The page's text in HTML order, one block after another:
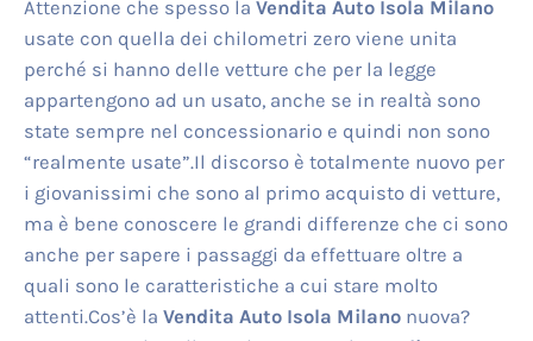
Attenzione che spesso la Vendita Auto Isola Milano
usate con quella dei chilometri zero viene unita
perché si hanno delle vetture che per la legge
appartengono ad un usato, anche se in realtà sono
state sempre nel concessionario e quindi non sono
“realmente usate”.Il discorso è totalmente nuovo per
i giovanissimi che sono al primo acquisto di vetture,
ma è bene conoscere le grandi differenze che ci sono
anche per sapere i passaggi da effettuare oltre a
quali sono le caratteristiche a cui stare molto
attenti.Cos’è la Vendita Auto Isola Milanonuova?